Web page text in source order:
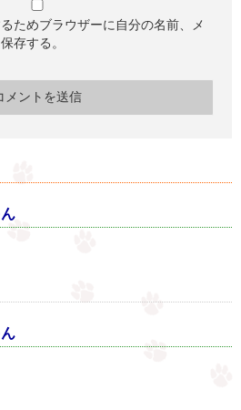
ためブラウザーに自分の名前、メ
存する。